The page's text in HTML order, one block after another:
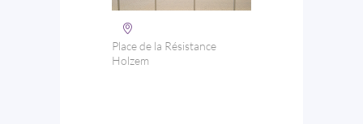
Place de la Résistance
Holzem